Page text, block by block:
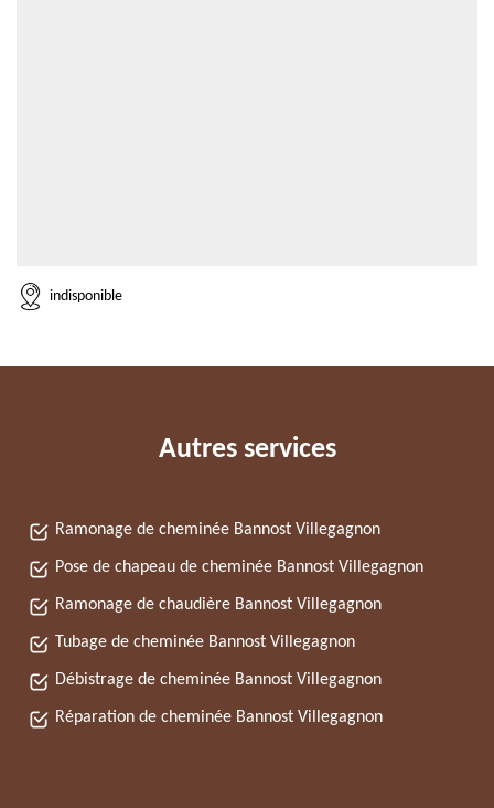
indisponible
Autres services
Ramonage de cheminée Bannost Villegagnon
Pose de chapeau de cheminée Bannost Villegagnon
Ramonage de chaudière Bannost Villegagnon
Tubage de cheminée Bannost Villegagnon
Débistrage de cheminée Bannost Villegagnon
Réparation de cheminée Bannost Villegagnon